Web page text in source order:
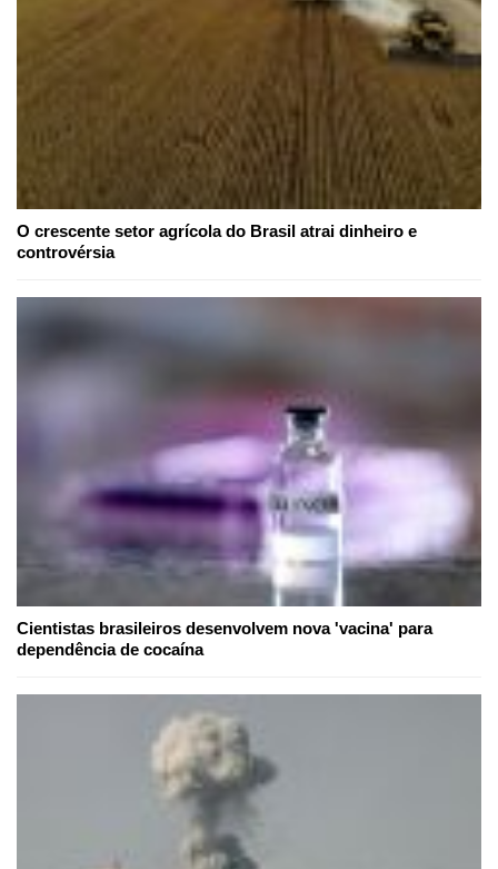
O crescente setor agrícola do Brasil atrai dinheiro e
controvérsia
Cientistas brasileiros desenvolvem nova 'vacina' para
dependência de cocaína